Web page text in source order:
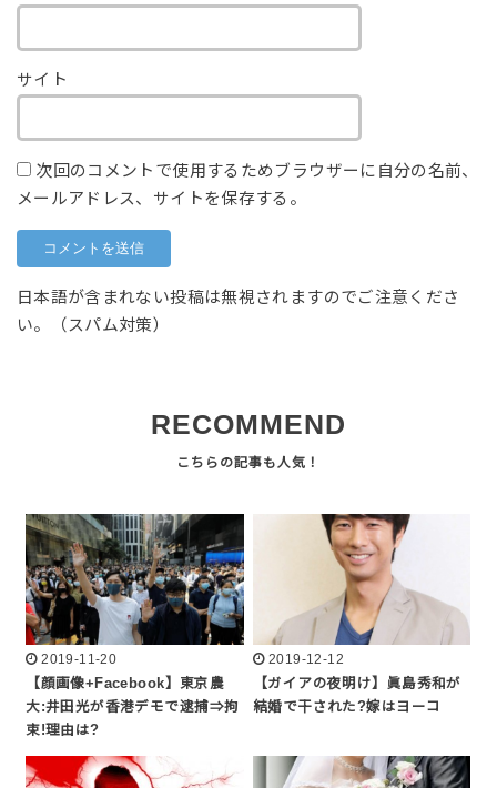
サイト
次回のコメントで使用するためブラウザーに自分の名前、
メールアドレス、サイトを保存する。
日本語が含まれない投稿は無視されますのでご注意くださ
い。（スパム対策）
RECOMMEND
2019-11-20
【顔画像+Facebook】東京農
大:井田光が香港デモで逮捕⇒拘
束!理由は?
2019-12-12
【ガイアの夜明け】眞島秀和が
結婚で干された?嫁はヨーコ